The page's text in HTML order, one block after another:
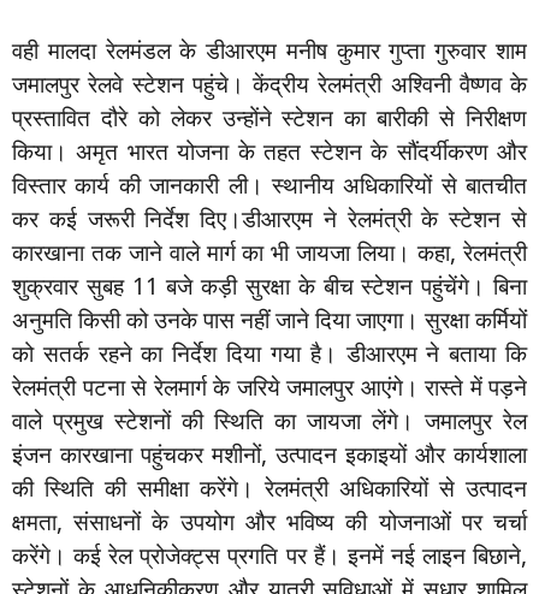
वही मालदा रेलमंडल के डीआरएम मनीष कुमार गुप्ता गुरुवार शाम
जमालपुर रेलवे स्टेशन पहुंचे। केंद्रीय रेलमंत्री अश्विनी वैष्णव के
प्रस्तावित दौरे को लेकर उन्होंने स्टेशन का बारीकी से निरीक्षण
किया। अमृत भारत योजना के तहत स्टेशन के सौंदर्यीकरण और
विस्तार कार्य की जानकारी ली। स्थानीय अधिकारियों से बातचीत
कर कई जरूरी निर्देश दिए।डीआरएम ने रेलमंत्री के स्टेशन से
कारखाना तक जाने वाले मार्ग का भी जायजा लिया। कहा, रेलमंत्री
शुक्रवार सुबह 11 बजे कड़ी सुरक्षा के बीच स्टेशन पहुंचेंगे। बिना
अनुमति किसी को उनके पास नहीं जाने दिया जाएगा। सुरक्षा कर्मियों
को सतर्क रहने का निर्देश दिया गया है। डीआरएम ने बताया कि
रेलमंत्री पटना से रेलमार्ग के जरिये जमालपुर आएंगे। रास्ते में पड़ने
वाले प्रमुख स्टेशनों की स्थिति का जायजा लेंगे। जमालपुर रेल
इंजन कारखाना पहुंचकर मशीनों, उत्पादन इकाइयों और कार्यशाला
की स्थिति की समीक्षा करेंगे। रेलमंत्री अधिकारियों से उत्पादन
क्षमता, संसाधनों के उपयोग और भविष्य की योजनाओं पर चर्चा
करेंगे। कई रेल प्रोजेक्ट्स प्रगति पर हैं। इनमें नई लाइन बिछाने,